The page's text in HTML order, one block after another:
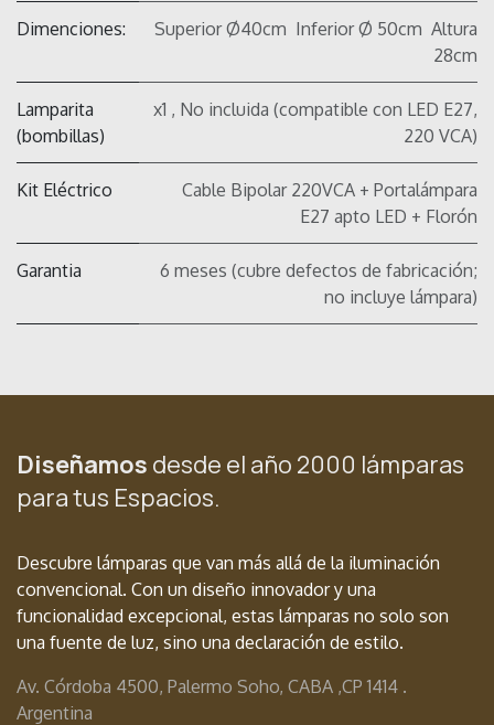
Dimenciones:
Superior Ø40cm Inferior Ø 50cm Altura
28cm
Lamparita
(bombillas)
x1 , No incluida (compatible con LED E27,
220 VCA)
Kit Eléctrico
Cable Bipolar 220VCA + Portalámpara
E27 apto LED + Florón
Garantia
6 meses (cubre defectos de fabricación;
no incluye lámpara)
Diseñamos desde el año 2000 lámparas
para tus Espacios.
Descubre lámparas que van más allá de la iluminación
convencional. Con un diseño innovador y una
funcionalidad excepcional, estas lámparas no solo son
una fuente de luz, sino una declaración de estilo.
Av. Córdoba 4500, Palermo Soho, CABA ,CP 1414 .
Argentina